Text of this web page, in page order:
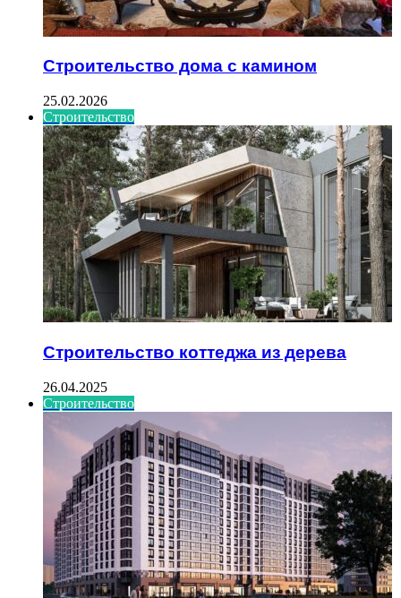
Строительство дома с камином
25.02.2026
Строительство
Строительство коттеджа из дерева
26.04.2025
Строительство